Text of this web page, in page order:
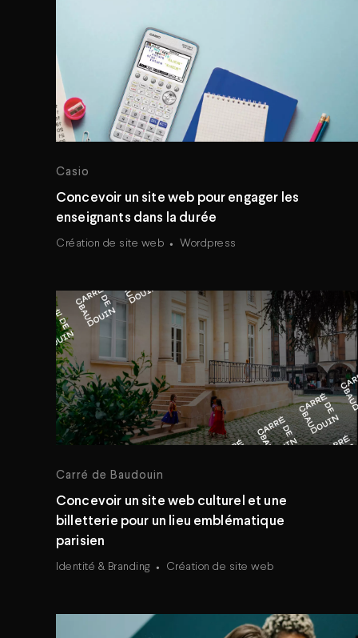
Casio
Concevoir un site web pour engager les
enseignants dans la durée
Création de site web Wordpress
Carré de Baudouin
Concevoir un site web culturel et une
billetterie pour un lieu emblématique
parisien
Identité & Branding Création de site web